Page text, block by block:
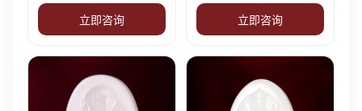
立即咨询 立即咨询